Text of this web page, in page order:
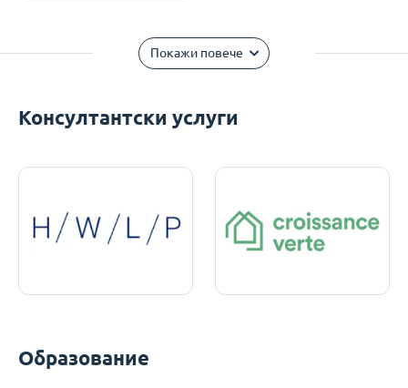
Покажи повече
Консултантски услуги
Образование